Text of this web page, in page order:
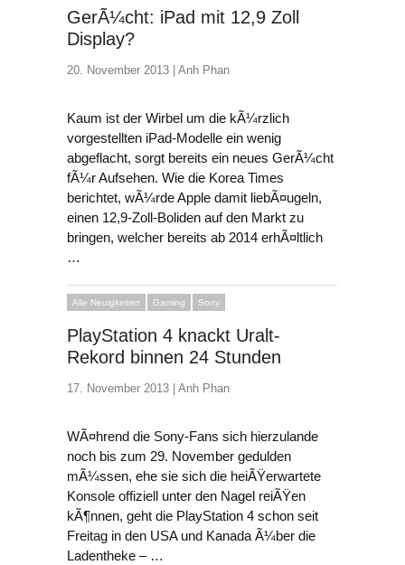
GerÃ¼cht: iPad mit 12,9 Zoll
Display?
20. November 2013 | Anh Phan
Kaum ist der Wirbel um die kÃ¼rzlich
vorgestellten iPad-Modelle ein wenig
abgeflacht, sorgt bereits ein neues GerÃ¼cht
fÃ¼r Aufsehen. Wie die Korea Times
berichtet, wÃ¼rde Apple damit liebÃ¤ugeln,
einen 12,9-Zoll-Boliden auf den Markt zu
bringen, welcher bereits ab 2014 erhÃ¤ltlich
…
Alle Neuigkeiten Gaming Sony
PlayStation 4 knackt Uralt-
Rekord binnen 24 Stunden
17. November 2013 | Anh Phan
WÃ¤hrend die Sony-Fans sich hierzulande
noch bis zum 29. November gedulden
mÃ¼ssen, ehe sie sich die heiÃŸerwartete
Konsole offiziell unter den Nagel reiÃŸen
kÃ¶nnen, geht die PlayStation 4 schon seit
Freitag in den USA und Kanada Ã¼ber die
Ladentheke – …